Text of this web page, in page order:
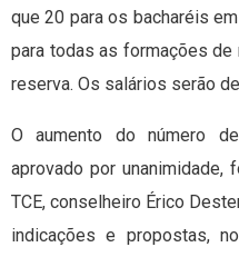
que 20 para os bacharéis
para todas as formações de
reserva. Os salários serão
O aumento do número
aprovado por
TCE, conselheiro Érico
indicações e propostas,